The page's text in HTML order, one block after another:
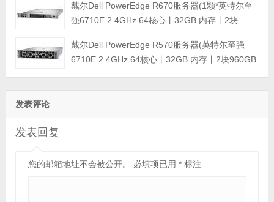
800W双电源丨三年保修)戴尔Dell PowerEdge R670服务器(1颗*英特尔至
强6710E 2.4GHz 64核心丨32GB 内存丨2块
800W双电源丨三年保修)戴尔Dell PowerEdge R570服务器(英特尔至强
6710E 2.4GHz 64核心丨32GB 内存丨2块960GB
发表评论
发表回复
您的邮箱地址不会被公开。 必填项已用 *标注